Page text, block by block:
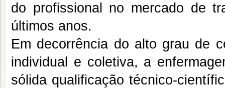
do profissional no mercado de
últimos anos.
Em decorrência do alto grau de
individual e coletiva, a
sólida qualificação técnico-